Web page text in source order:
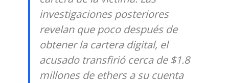
investigaciones posteriores
revelan que poco después de
obtener la cartera digital, el
acusado transfirió cerca de $1.8
millones de ethers a su cuenta